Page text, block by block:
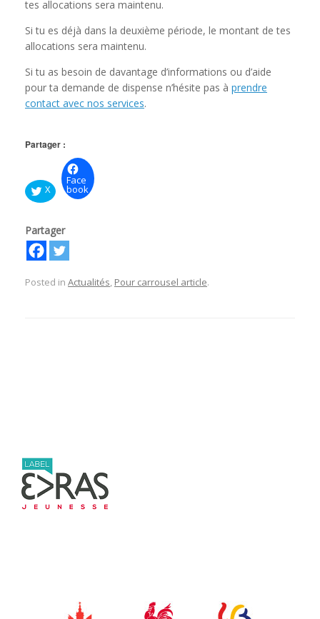
tes allocations sera maintenu.
Si tu es déjà dans la deuxième période, le montant de tes
allocations sera maintenu.
Si tu as besoin de davantage d’informations ou d’aide
pour ta demande de dispense n’hésite pas à prendre
contact avec nos services.
Partager :
X
Face
book
Partager
Posted in Actualités, Pour carrousel article.